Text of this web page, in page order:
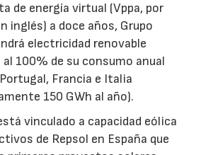
de energía virtual (Vppa, por
inglés) a doce años, Grupo
electricidad renovable
100% de su consumo anual
Francia e Italia
150 GWh al año).
vinculado a capacidad eólica
de Repsol en España que